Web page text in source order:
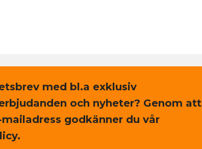
med bl.a exklusiv
och nyheter? Genom att
godkänner du vår